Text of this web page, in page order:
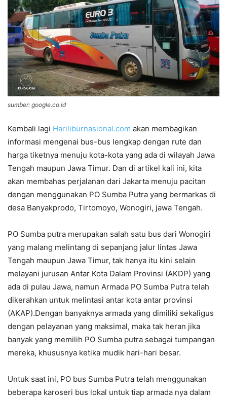
sumber: google.co.id
Kembali lagi Hariliburnasional.com akan membagikan
informasi mengenai bus-bus lengkap dengan rute dan
harga tiketnya menuju kota-kota yang ada di wilayah Jawa
Tengah maupun Jawa Timur. Dan di artikel kali ini, kita
akan membahas perjalanan dari Jakarta menuju pacitan
dengan menggunakan PO Sumba Putra yang bermarkas di
desa Banyakprodo, Tirtomoyo, Wonogiri, jawa Tengah.
PO Sumba putra merupakan salah satu bus dari Wonogiri
yang malang melintang di sepanjang jalur lintas Jawa
Tengah maupun Jawa Timur, tak hanya itu kini selain
melayani jurusan Antar Kota Dalam Provinsi (AKDP) yang
ada di pulau Jawa, namun Armada PO Sumba Putra telah
dikerahkan untuk melintasi antar kota antar provinsi
(AKAP).Dengan banyaknya armada yang dimiliki sekaligus
dengan pelayanan yang maksimal, maka tak heran jika
banyak yang memilih PO Sumba putra sebagai tumpangan
mereka, khususnya ketika mudik hari-hari besar.
Untuk saat ini, PO bus Sumba Putra telah menggunakan
beberapa karoseri bus lokal untuk tiap armada nya dalam